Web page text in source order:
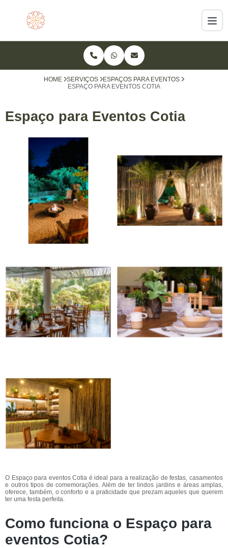
HOME SERVIÇOS
ESPAÇOS PARA EVENTOS
ESPAÇO PARA EVENTOS COTIA
Espaço para Eventos Cotia
O Espaço para eventos Cotia é ideal para a realização de festas, casamentos
e outros tipos de comemorações. Além de ter lindos jardins e áreas amplas,
oferece, também, o conforto e a praticidade que prezam aqueles que querem
ter uma festa perfeita.
Como funciona o Espaço para
eventos Cotia?